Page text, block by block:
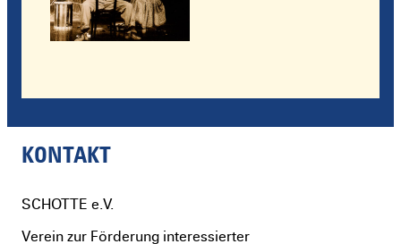
KONTAKT
SCHOTTE e.V.
Verein zur Förderung interessierter